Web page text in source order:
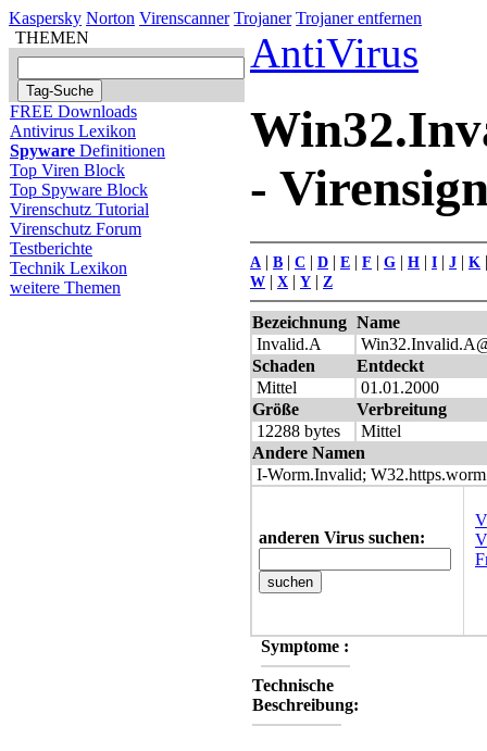
Kaspersky Norton Virenscanner Trojaner Trojaner entfernen
THEMEN
FREE Downloads
Antivirus Lexikon
Spyware Definitionen
Top Viren Block
Top Spyware Block
Virenschutz Tutorial
Virenschutz Forum
Testberichte
Technik Lexikon
weitere Themen
AntiVirus
-
A | B | C | D | E | F | G | H | I | J | K
W | X | Y | Z
Bezeichnung Name
Invalid.A
Schaden
Entdeckt
Mittel
01.01.2000
Größe
Verbreitung
12288 bytes
Mittel
Andere Namen
I-Worm.Invalid; W32.https.worm
anderen Virus suchen:
Symptome :
Technische
Beschreibung: